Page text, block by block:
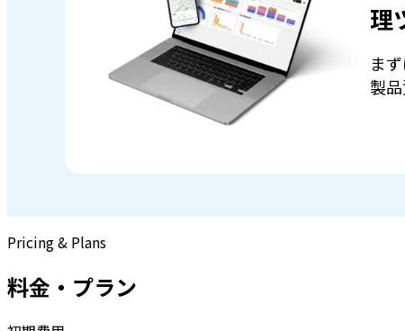
理
ま
製
Pricing & Plans
料金・プラン